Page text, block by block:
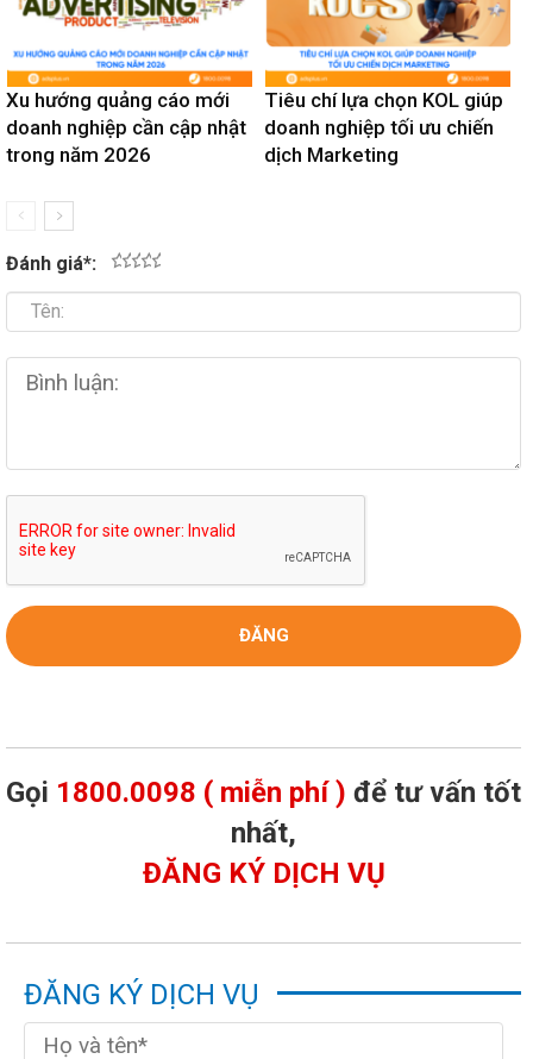
Xu hướng quảng cáo mới
doanh nghiệp cần cập nhật
trong năm 2026
Tiêu chí lựa chọn KOL giúp
doanh nghiệp tối ưu chiến
dịch Marketing
Đánh giá*:
Gọi 1800.0098 ( miễn phí ) để tư vấn tốt
nhất,
ĐĂNG KÝ DỊCH VỤ
ĐĂNG KÝ DỊCH VỤ